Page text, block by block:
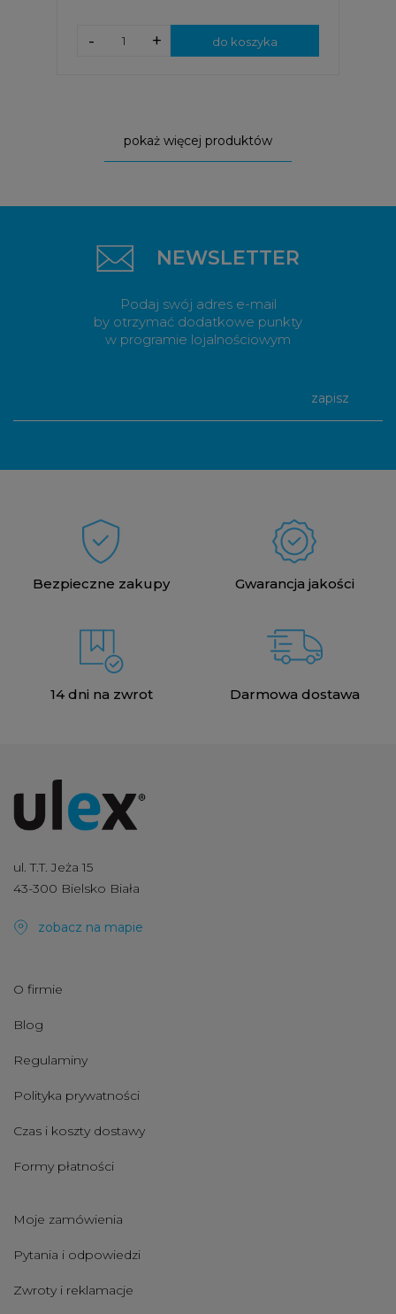
+
- do koszyka
pokaż więcej produktów
NEWSLETTER
Podaj swój adres e-mail
by otrzymać dodatkowe punkty
w programie lojalnościowym
zapisz
Bezpieczne zakupy Gwarancja jakości
14 dni na zwrot Darmowa dostawa
ul. T.T. Jeża 15
43-300 Bielsko Biała
zobacz na mapie
O firmie
Blog
Regulaminy
Polityka prywatności
Czas i koszty dostawy
Formy płatności
Moje zamówienia
Pytania i odpowiedzi
Zwroty i reklamacje